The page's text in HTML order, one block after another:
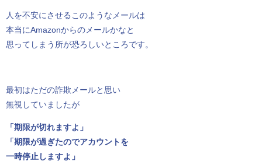
人を不安にさせるこのようなメールは
本当にAmazonからのメールかなと
思ってしまう所が恐ろしいところです。
最初はただの詐欺メールと思い
無視していましたが
「期限が切れますよ」
「期限が過ぎたのでアカウントを
一時停止しますよ」